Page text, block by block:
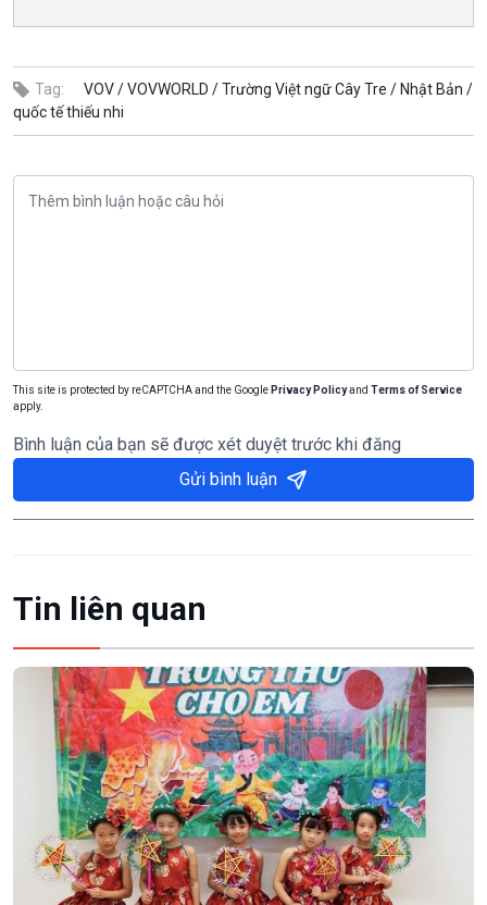
Tag: VOV /VOVWORLD /Trường Việt ngữ Cây Tre / Nhật Bản /
quốc tế thiếu nhi
This site is protected by reCAPTCHA and the Google Privacy Policyand Terms of Service
apply.
Bình luận của bạn sẽ được xét duyệt trước khi đăng
Gửi bình luận
Tin liên quan